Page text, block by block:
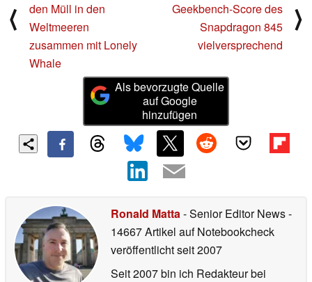
⟨
den Müll in den
Weltmeeren
zusammen mit Lonely
Whale
Geekbench-Score des
Snapdragon 845
vielversprechend
⟩
Als bevorzugte Quelle
auf Google
hinzufügen
Ronald Matta- Senior Editor News-
14667 Artikel auf Notebookcheck
veröffentlichtseit 2007
Seit 2007 bin ich Redakteur bei